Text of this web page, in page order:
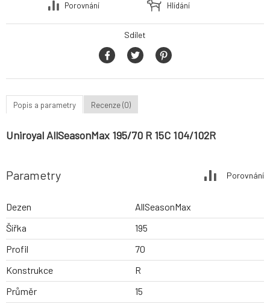
Porovnání
Hlídání
Sdílet
Popis a parametry Recenze (0)
Uniroyal AllSeasonMax 195/70 R 15C 104/102R
Parametry Porovnání
Dezen
AllSeasonMax
Šířka
195
Profil
70
Konstrukce
R
Průměr
15